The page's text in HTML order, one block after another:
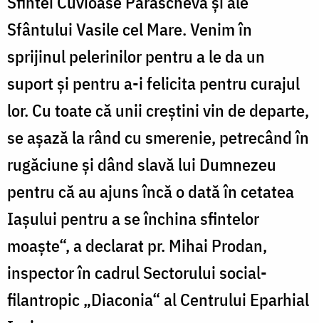
Sfântului Vasile cel Mare. Venim în
sprijinul pelerinilor pentru a le da un
suport şi pentru a-i felicita pentru curajul
lor. Cu toate că unii creştini vin de departe,
se aşază la rând cu smerenie, petrecând în
rugăciune şi dând slavă lui Dumnezeu
pentru că au ajuns încă o dată în cetatea
Iaşului pentru a se închina sfintelor
moaşte“, a declarat pr. Mihai Prodan,
inspector în cadrul Sectorului social-
filantropic „Diaconia“ al Centrului Eparhial